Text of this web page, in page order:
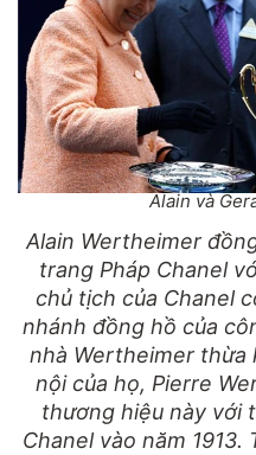
Alain và
Alain Wertheimer
trang Pháp Chanel
chủ tịch của Chanel
nhánh đồng hồ của
nhà Wertheimer thừa
nội của họ, Pierre
thương hiệu này với
Chanel vào năm